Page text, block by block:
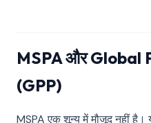
MSPA और
(GPP)
MSPA एक शून्य में मौजूद नहीं है।